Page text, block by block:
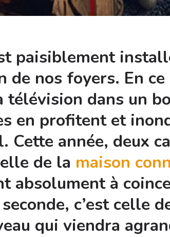
paisiblement
de nos foyers. En
télévision dans un
en profitent et
Cette année, deux
de la maison
absolument à
c’est celle
qui viendra